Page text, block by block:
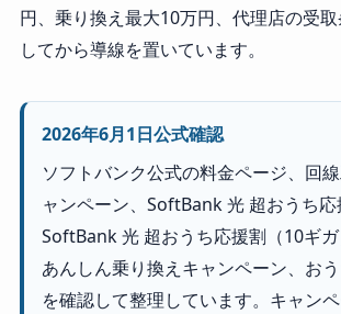
円、乗り換え最大10万円、代理店の受
してから導線を置いています。
2026年6月1日公式確認
ソフトバンク公式の料金ページ、回
ャンペーン、SoftBank 光 超おうち応
SoftBank 光 超おうち応援割（10ギ
あんしん乗り換えキャンペーン、お
を確認して整理しています。キャン